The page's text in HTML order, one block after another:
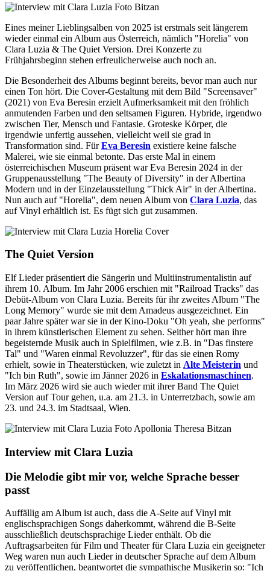
Eines meiner Lieblingsalben von 2025 ist erstmals seit längerem
wieder einmal ein Album aus Österreich, nämlich "Horelia" von
Clara Luzia & The Quiet Version. Drei Konzerte zu
Frühjahrsbeginn stehen erfreulicherweise auch noch an.
Die Besonderheit des Albums beginnt bereits, bevor man auch nur
einen Ton hört. Die Cover-Gestaltung mit dem Bild "Screensaver"
(2021) von Eva Beresin erzielt Aufmerksamkeit mit den fröhlich
anmutenden Farben und den seltsamen Figuren. Hybride, irgendwo
zwischen Tier, Mensch und Fantasie. Groteske Körper, die
irgendwie unfertig aussehen, vielleicht weil sie grad in
Transformation sind. FürEva Beresin existiere keine falsche
Malerei, wie sie einmal betonte. Das erste Mal in einem
österreichischen Museum präsent war Eva Beresin 2024 in der
Gruppenausstellung "The Beauty of Diversity" in der Albertina
Modern und in der Einzelausstellung "Thick Air" in der Albertina.
Nun auch auf "Horelia", dem neuen Album von Clara Luzia, das
auf Vinyl erhältlich ist. Es fügt sich gut zusammen.
The Quiet Version
Elf Lieder präsentiert die Sängerin und Multiinstrumentalistin auf
ihrem 10. Album. Im Jahr 2006 erschien mit "Railroad Tracks" das
Debüt-Album von Clara Luzia. Bereits für ihr zweites Album "The
Long Memory" wurde sie mit dem Amadeus ausgezeichnet. Ein
paar Jahre später war sie in der Kino-Doku "Oh yeah, she performs"
in ihrem künstlerischen Element zu sehen. Seither hört man ihre
begeisternde Musik auch in Spielfilmen, wie z.B. in "Das finstere
Tal" und "Waren einmal Revoluzzer", für das sie einen Romy
erhielt, sowie in Theaterstücken, wie zuletzt in Alte Meisterin und
"Ich bin Ruth", sowie im Jänner 2026 in Eskalationsmaschinen.
Im März 2026 wird sie auch wieder mit ihrer Band The Quiet
Version auf Tour gehen, u.a. am 21.3. in Unterretzbach, sowie am
23. und 24.3. im Stadtsaal, Wien.
Interview mit Clara Luzia
Die Melodie gibt mir vor, welche Sprache besser
passt
Auffällig am Album ist auch, dass die A-Seite auf Vinyl mit
englischsprachigen Songs daherkommt, während die B-Seite
ausschließlich deutschsprachige Lieder enthält. Ob die
Auftragsarbeiten für Film und Theater für Clara Luzia ein geeigneter
Weg waren nun auch Lieder in deutscher Sprache auf dem Album
zu veröffentlichen, beantwortet die sympathische Musikerin so: "Ich